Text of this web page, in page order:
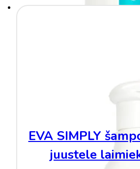
EVA SIMPLY
juustele